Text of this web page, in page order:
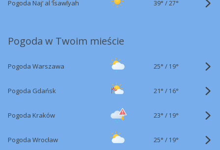
Pogoda Naj‘ al ‘Īsawīyah 39° /27°
Pogoda w Twoim mieście
Pogoda Warszawa 25° / 19°
Pogoda Gdańsk 21° / 16°
Pogoda Kraków 23° / 19°
Pogoda Wrocław 25° / 19°